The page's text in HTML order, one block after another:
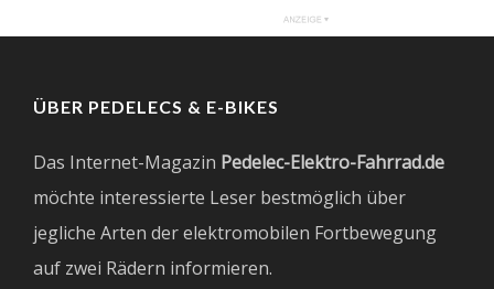
ÜBER PEDELECS & E-BIKES
Das Internet-Magazin Pedelec-Elektro-Fahrrad.de
möchte interessierte Leser bestmöglich über
jegliche Arten der elektromobilen Fortbewegung
auf zwei Rädern informieren.